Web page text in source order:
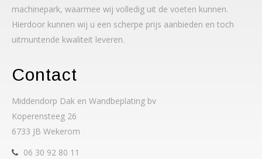
machinepark, waarmee wij volledig uit de voeten kunnen.
Hierdoor kunnen wij u een scherpe prijs aanbieden en toch
uitmuntende kwaliteit leveren.
Contact
Middendorp Dak en Wandbeplating bv
Koperensteeg 26
6733 JB Wekerom
06 30 92 80 11